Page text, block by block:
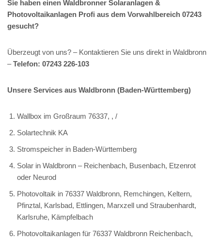
Sie haben einen Waldbronner Solaranlagen &
Photovoltaikanlagen Profi aus dem Vorwahlbereich 07243
gesucht?
Überzeugt von uns? – Kontaktieren Sie uns direkt in Waldbronn
–Telefon: 07243 226-103
Unsere Services aus Waldbronn (Baden-Württemberg)
Wallbox im Großraum 76337, , /
Solartechnik KA
Stromspeicher in Baden-Württemberg
Solar in Waldbronn – Reichenbach, Busenbach, Etzenrot
oder Neurod
Photovoltaik in 76337 Waldbronn, Remchingen, Keltern,
Pfinztal, Karlsbad, Ettlingen, Marxzell und Straubenhardt,
Karlsruhe, Kämpfelbach
Photovoltaikanlagen für 76337 Waldbronn Reichenbach,